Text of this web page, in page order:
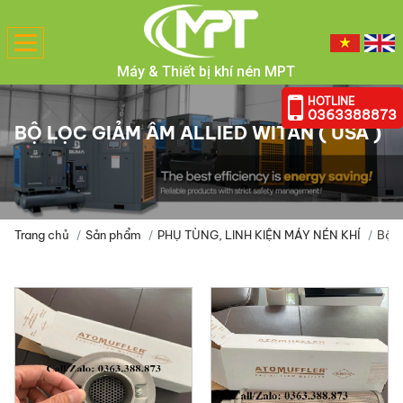
HOTLINE
0363388873
Toggle
navigation
Máy & Thiết bị khí nén MPT
BỘ LỌC GIẢM ÂM ALLIED WITAN ( USA )
Trang chủ Sản phẩm PHỤ TÙNG, LINH KIỆN MÁY NÉN KHÍ Bộ